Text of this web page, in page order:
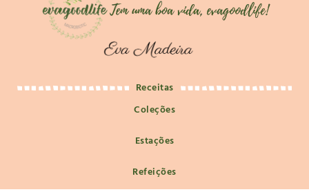
Receitas
Coleções
Estações
Refeições